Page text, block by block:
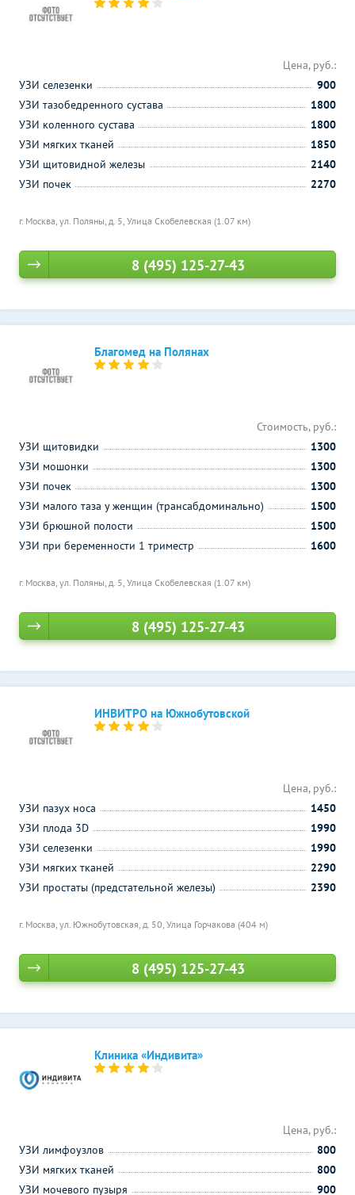
г. Москва, ул. Поляны, д. 5, Улица Скобелевская (1.07 км)
Цена, руб.:
УЗИ селезенки
900
УЗИ тазобедренного сустава
1800
УЗИ коленного сустава
1800
УЗИ мягких тканей
1850
УЗИ щитовидной железы
2140
УЗИ почек
2270
8 (495) 125-27-43
Благомед на Полянах
г. Москва, ул. Поляны, д. 5, Улица Скобелевская (1.07 км)
Стоимость, руб.:
УЗИ щитовидки
1300
УЗИ мошонки
1300
УЗИ почек
1300
УЗИ малого таза у женщин (трансабдоминально)
1500
УЗИ брюшной полости
1500
УЗИ при беременности 1 триместр
1600
8 (495) 125-27-43
ИНВИТРО на Южнобутовской
г. Москва, ул. Южнобутовская, д. 50, Улица Горчакова (404 м)
Цена, руб.:
УЗИ пазух носа
1450
УЗИ плода 3D
1990
УЗИ селезенки
1990
УЗИ мягких тканей
2290
УЗИ простаты (предстательной железы)
2390
8 (495) 125-27-43
Клиника «Индивита»
Цена, руб.:
УЗИ лимфоузлов
800
УЗИ мягких тканей
800
УЗИ мочевого пузыря
900